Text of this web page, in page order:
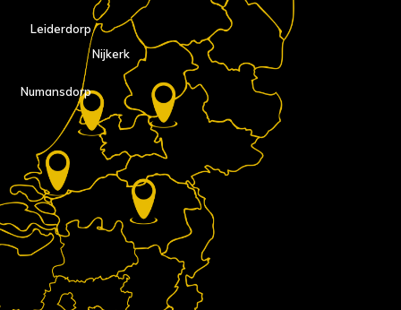
Nijkerk
Numansdorp
Leiderdorp